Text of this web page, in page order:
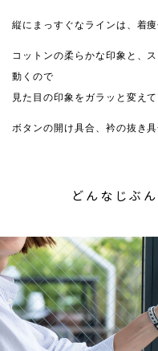
縦にまっすぐなラインは、着
コットンの柔らかな印象と、
動くので
見た目の印象をガラッと変えて
ボタンの開け具合、衿の抜き
どんなじぶ